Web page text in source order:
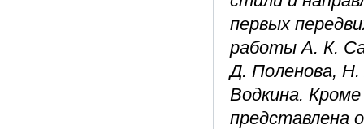
первых
работы А. К.
Д. Поленова,
Водкина. Кроме
представлена